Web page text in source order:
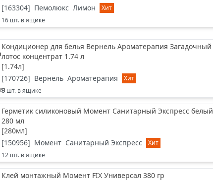
[163304] Пемолюкс Лимон
Хит
16 шт. в ящике
Кондиционер для белья Вернель Ароматерапия Загадочный
лотос концентрат 1.74 л
[1.74л]
[170726] Вернель Ароматерапия
Хит
8 шт. в ящике
Герметик силиконовый Момент Санитарный Экспресс белый
280 мл
[280мл]
[150956] Момент Санитарный Экспресс
Хит
12 шт. в ящике
Клей монтажный Момент FIX Универсал 380 гр